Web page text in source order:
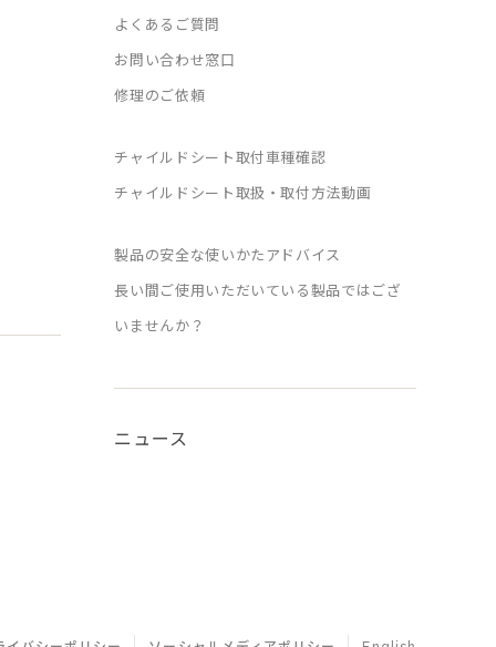
よくあるご質問
お問い合わせ窓口
修理のご依頼
チャイルドシート取付車種確認
チャイルドシート取扱・取付方法動画
製品の安全な使いかたアドバイス
長い間ご使用いただいている製品ではござ
いませんか？
ニュース